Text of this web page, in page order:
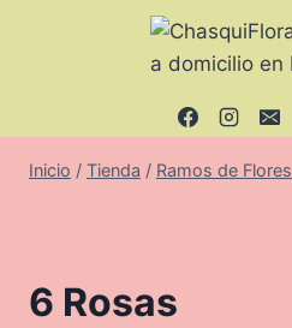
Inicio / Tienda / Ramos de Flores
6 Rosas